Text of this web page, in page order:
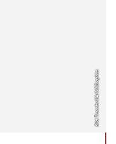
Bild: Trans­forMA/UC Graphics